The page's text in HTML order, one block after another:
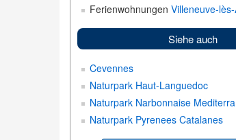
Ferienwohnungen Villeneuve-
Siehe auch
Cevennes
Naturpark Haut-Languedoc
Naturpark Narbonnaise
Naturpark Pyrenees Catalanes